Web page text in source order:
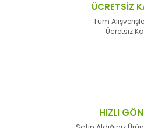
ÜCRETSİZ
Tüm
Ücretsiz
HIZLI